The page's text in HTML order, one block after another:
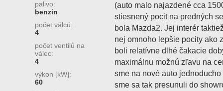
palivo:
benzin
počet válců:
4
počet ventilů na
válec:
4
výkon [kW]:
60
(auto malo najazdené cca
stiesnený pocit na predných
bola Mazda2. Jej interér
nej omnoho lepšie pocity ako
boli relatívne dlhé čakacie
maximálnu možnú zľavu na
sme na nové auto
sme sa tak presunuli do